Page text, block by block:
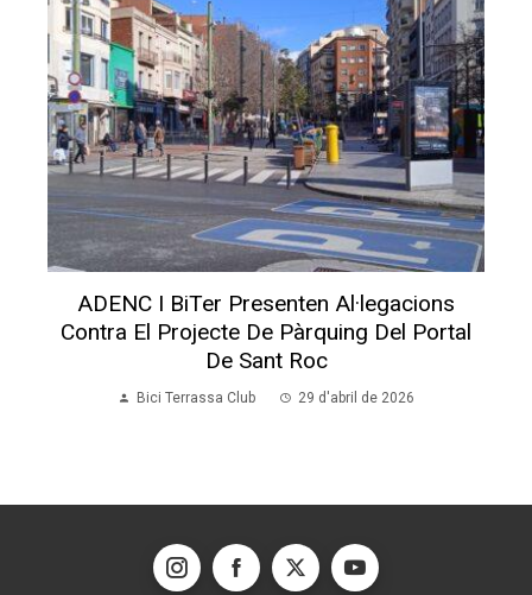
ADENC I BiTer Presenten Al·legacions
Contra El Projecte De Pàrquing Del Portal
De Sant Roc
Bici Terrassa Club 29 d'abril de 2026